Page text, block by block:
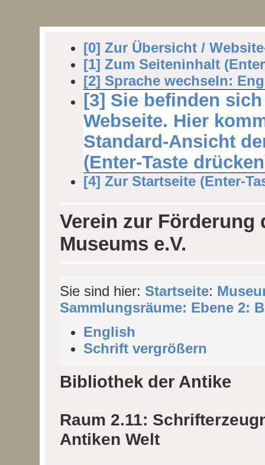
[0] Zur Übersicht /
[1] Zum Seiteninhalt
[2] Sprache wechseln:
[3] Sie befinden
Webseite. Hier
Standard-Ansicht
(Enter-Taste
[4] Zur Startseite (Enter-
Verein zur Förderung
Museums e.V.
Sie sind hier: Startseite:
Sammlungsräume: Ebene 2:
English
Schrift vergrößern
Bibliothek der Antike
Raum 2.11:
Antiken Welt